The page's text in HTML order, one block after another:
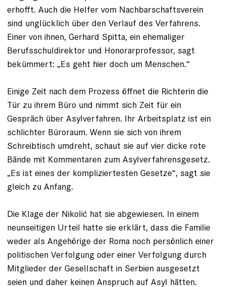
erhofft. Auch die Helfer vom Nachbarschaftsverein
sind unglücklich über den Verlauf des Verfahrens.
Einer von ihnen, Gerhard Spitta, ein ehemaliger
Berufsschuldirektor und Honorarprofessor, sagt
bekümmert: „Es geht hier doch um Menschen.“
Einige Zeit nach dem Prozess öffnet die Richterin die
Tür zu ihrem Büro und nimmt sich Zeit für ein
Gespräch über Asylverfahren. Ihr Arbeitsplatz ist ein
schlichter Büroraum. Wenn sie sich von ihrem
Schreibtisch umdreht, schaut sie auf vier dicke rote
Bände mit Kommentaren zum Asylverfahrensgesetz.
„Es ist eines der kompliziertesten Gesetze“, sagt sie
gleich zu Anfang.
Die Klage der Nikolić hat sie abgewiesen. In einem
neunseitigen Urteil hatte sie erklärt, dass die Familie
weder als Angehörige der Roma noch persönlich einer
politischen Verfolgung oder einer Verfolgung durch
Mitglieder der Gesellschaft in Serbien ausgesetzt
seien und daher keinen Anspruch auf Asyl hätten.